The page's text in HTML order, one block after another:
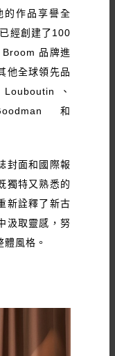
的作品享譽全
經創建了100
品牌進
他全球領先品
、
和
封面和國際報
獨特又熟悉的
新詮釋了新古
汲取靈感，努
風格。